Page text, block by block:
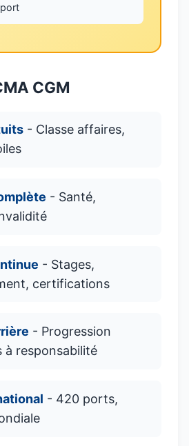
CGM
- Classe affaires,
- Santé,
- Stages,
certifications
- Progression
à responsabilité
- 420 ports,